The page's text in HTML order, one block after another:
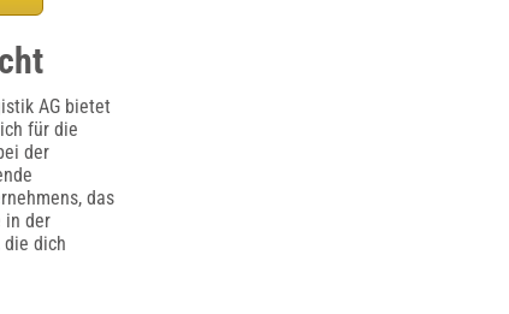
AG bietet
für die
der
das
in der
dich